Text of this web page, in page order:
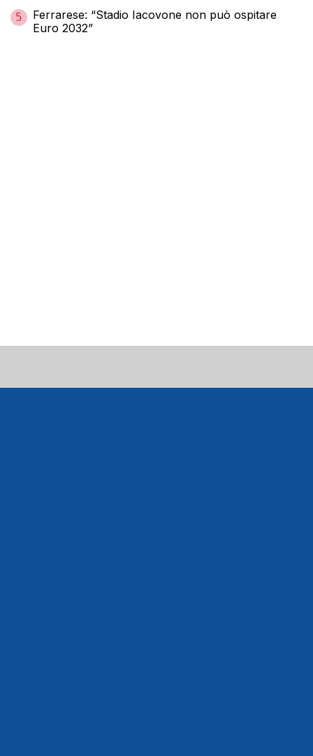
5
Ferrarese: “Stadio Iacovone non può ospitare
Euro 2032”